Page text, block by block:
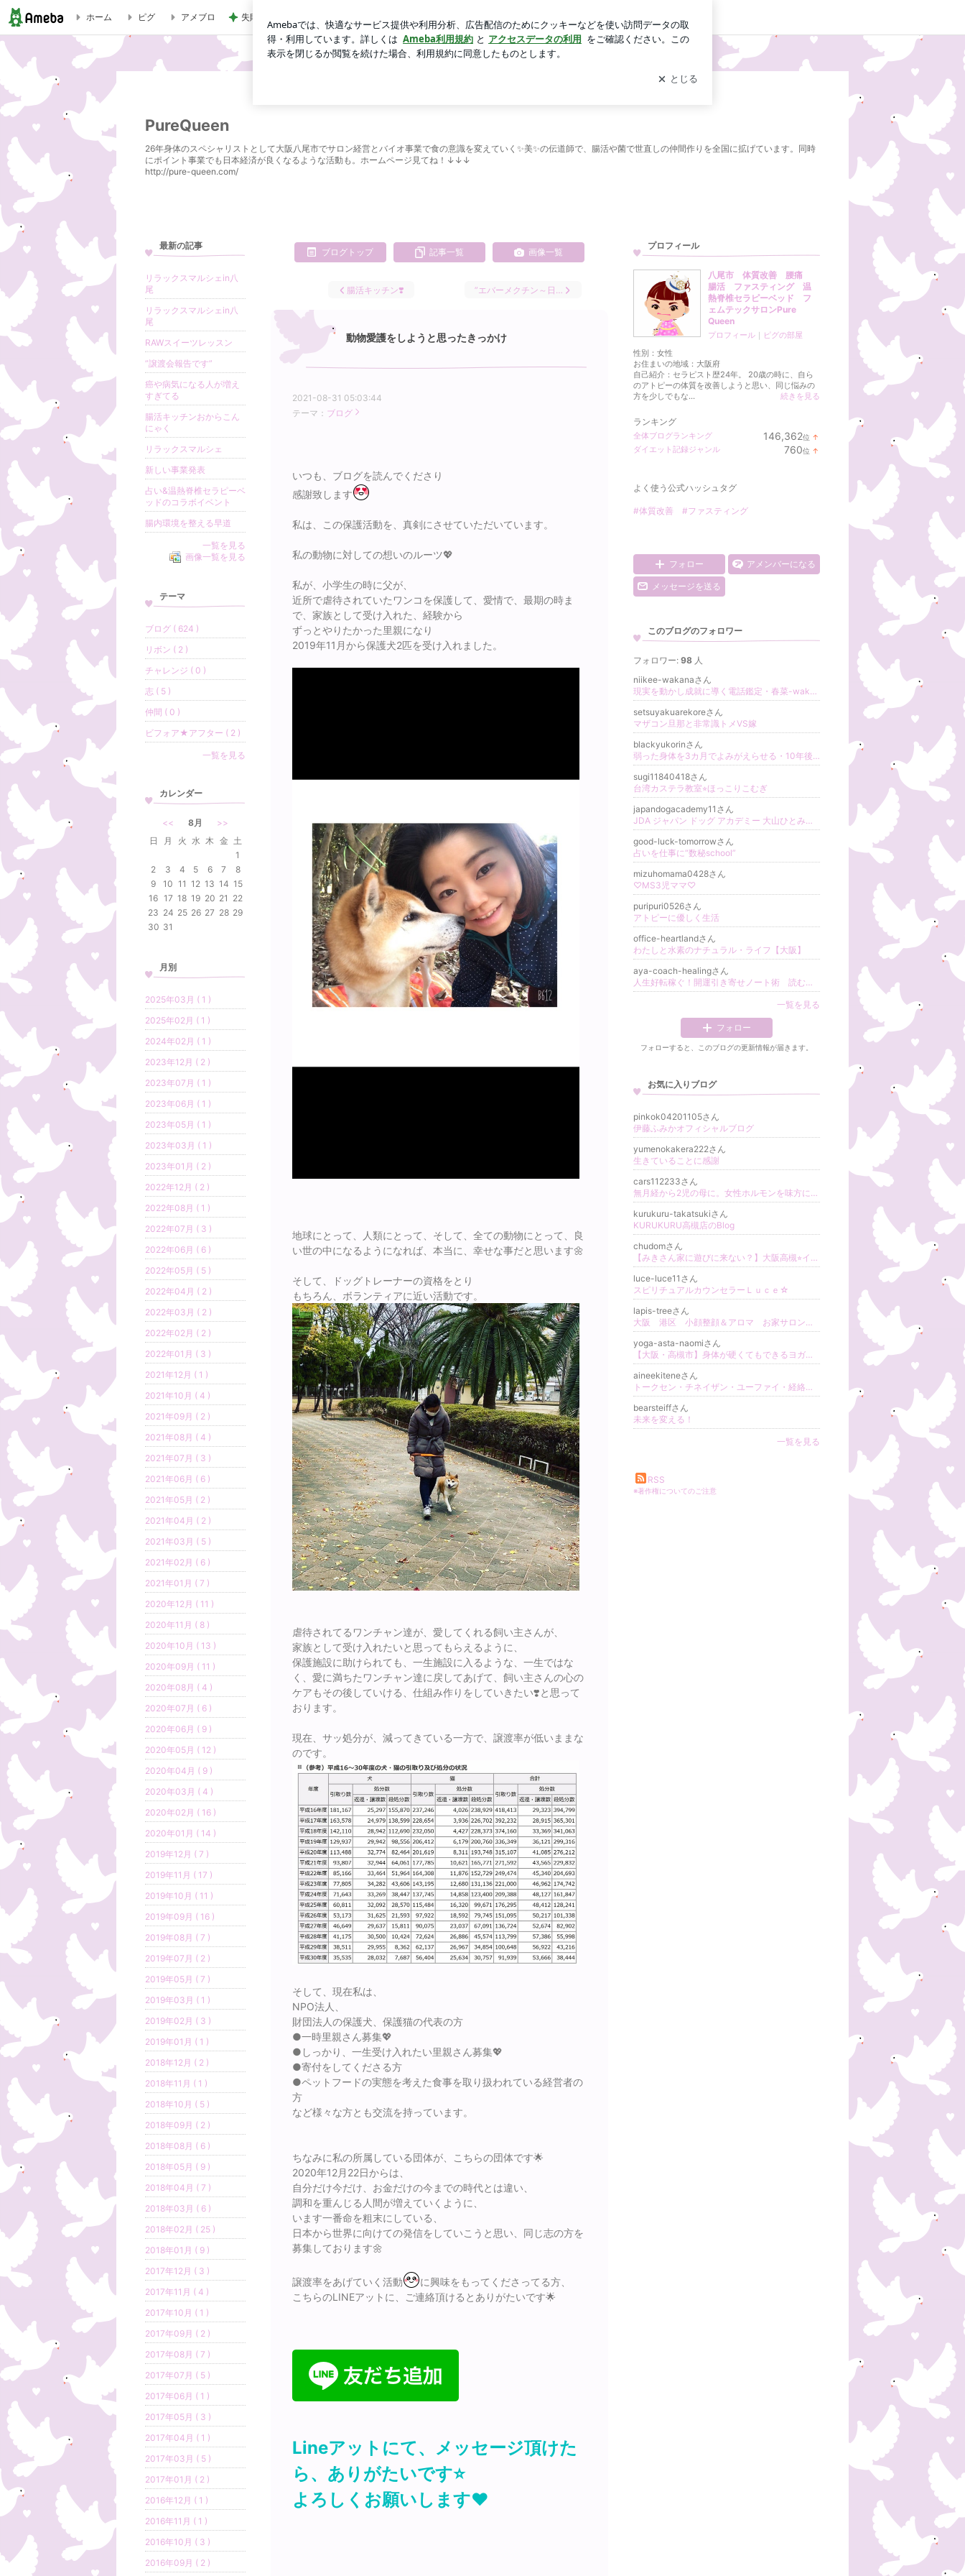
動物愛護をしようと思ったきっかけ | PureQueen
ホーム ピグ アメブロ 失敗したのに娘がおかわりした料理 ログイン
PureQueen
26年身体のスペシャリストとして大阪八尾市でサロン経営とバイオ事業で食の意識を変えていく✨美✨の伝道師で、腸活や菌で世直しの仲間作りを全国に拡げています。同時
にポイント事業でも日本経済が良くなるような活動も。ホームページ見てね！↓↓↓
http://pure-queen.com/
ブログトップ 記事一覧 画像一覧
腸活キッチン❣️ ”エバーメクチン～日…
動物愛護をしようと思ったきっかけ
2021-08-31 05:03:44
テーマ： ブログ
いつも、ブログを読んでくださり
感謝致します
私は、この保護活動を、真剣にさせていただいています。
私の動物に対しての想いのルーツ💖
私が、小学生の時に父が、
近所で虐待されていたワンコを保護して、愛情で、最期の時ま
で、家族として受け入れた、経験から
ずっとやりたかった里親になり
2019年11月から保護犬2匹を受け入れました。
地球にとって、人類にとって、そして、全ての動物にとって、良
い世の中になるようになれば、本当に、幸せな事だと思います🌼
そして、ドッグトレーナーの資格をとり
もちろん、ボランティアに近い活動です。
虐待されてるワンチャン達が、愛してくれる飼い主さんが、
家族として受け入れたいと思ってもらえるように、
保護施設に助けられても、一生施設に入るような、一生ではな
く、愛に満ちたワンチャン達に戻してあげて、飼い主さんの心の
ケアもその後していける、仕組み作りをしていきたい❣️と思って
おります。
現在、サッ処分が、減ってきている一方で、譲渡率が低いままな
のです。
そして、現在私は、
NPO法人、
財団法人の保護犬、保護猫の代表の方
●一時里親さん募集💖
●しっかり、一生受け入れたい里親さん募集💖
●寄付をしてくださる方
●ペットフードの実態を考えた食事を取り扱われている経営者の
方
など様々な方とも交流を持っています。
ちなみに私の所属している団体が、こちらの団体です🌟
2020年12月22日からは、
自分だけ今だけ、お金だけの今までの時代とは違い、
調和を重んじる人間が増えていくように、
います一番命を粗末にしている、
日本から世界に向けての発信をしていこうと思い、同じ志の方を
募集しております🌼
譲渡率をあげていく活動
に興味をもってくださってる方、
こちらのLINEアットに、ご連絡頂けるとありがたいです🌟
Lineアットにて、メッセージ頂けた
ら、ありがたいです⭐️
よろしくお願いします❤️
プロフィール
八尾市 体質改善 腰痛
腸活 ファスティング 温
熱脊椎セラピーベッド フ
ェムテックサロンPure
Queen
プロフィール ｜ ピグの部屋
性別： 女性
お住まいの地域： 大阪府
自己紹介：セラピスト歴24年。 20歳の時に、自ら
のアトピーの体質を改善しようと思い、同じ悩みの
方を少しでもな...
続きを見る
ランキング
全体ブログランキング 146,362位 ↑
ダイエット記録ジャンル 760位 ↑
よく使う公式ハッシュタグ
#体質改善 #ファスティング
フォロー アメンバーになる
メッセージを送る
このブログのフォロワー
フォロワー: 98 人
niikee-wakanaさん
現実を動かし成就に導く電話鑑定・春菜-wakana-
setsuyakuarekoreさん
マザコン旦那と非常識トメVS嫁
blackyukorinさん
弱った身体を3カ月でよみがえらせる・10年後に後悔しない身体作り！筋トレヨガエクササイズ 村尾侑子
sugi11840418さん
台湾カステラ教室⭐︎ほっこりこむぎ
japandogacademy11さん
JDA ジャパン ドッグ アカデミー 大山ひとみのブログ
good-luck-tomorrowさん
占いを仕事に“数秘school”
mizuhomama0428さん
♡MS3児ママ♡
puripuri0526さん
アトピーに優しく生活
office-heartlandさん
わたしと水素のナチュラル・ライフ【大阪】
aya-coach-healingさん
人生好転稼ぐ！開運引き寄せノート術 読むだけで豊かな未来が面白いくらい引き寄せが起こせるブログ☆開運アロマ調香師☆
一覧を見る
フォロー
フォローすると、このブログの更新情報が届きます。
お気に入りブログ
pinkok04201105さん
伊藤ふみかオフィシャルブログ
yumenokakera222さん
生きていることに感謝
cars112233さん
無月経から2児の母に。女性ホルモンを味方にして願いを叶えよう。
kurukuru-takatsukiさん
KURUKURU高槻店のBlog
chudomさん
【みきさん家に遊びに来ない？】大阪高槻⭐︎インナーチャイルドカード・アロマ・サンキャッチャー
luce-luce11さん
スピリチュアルカウンセラーＬｕｃｅ☆
lapis-treeさん
大阪 港区 小顔整顔＆アロマ お家サロン Lapis tree (ラピス・トゥリー)
yoga-asta-naomiさん
【大阪・高槻市】身体が硬くてもできるヨガ教室 ナオミヨガ
aineekiteneさん
トークセン・チネイザン・ユーファイ・経絡リンパ・ ﾎﾘｽﾃｨｯｸｹｱﾙｰﾑ Ainee(アイニー) 【大阪・心斎橋】
bearsteiffさん
未来を変える！
一覧を見る
RSS
※著作権についてのご注意
最新の記事
リラックスマルシェin八
尾
リラックスマルシェin八
尾
RAWスイーツレッスン
”譲渡会報告です”
癌や病気になる人が増え
すぎてる
腸活キッチンおからこん
にゃく
リラックスマルシェ
新しい事業発表
占い&温熱脊椎セラピーベ
ッドのコラボイベント
腸内環境を整える早道
一覧を見る
画像一覧を見る
テーマ
ブログ ( 624 )
リボン ( 2 )
チャレンジ ( 0 )
志 ( 5 )
仲間 ( 0 )
ビフォア★アフター ( 2 )
一覧を見る
カレンダー
<< 8月
>>
日
月 火 水 木 金 土
1
2
3 4 5 6 7
8
9
10 11 12 13 14 15
16 17 18 19 20 21 22
23 24 25 26 27 28 29
30 31
月別
2025年03月 ( 1 )
2025年02月 ( 1 )
2024年02月 ( 1 )
2023年12月 ( 2 )
2023年07月 ( 1 )
2023年06月 ( 1 )
2023年05月 ( 1 )
2023年03月 ( 1 )
2023年01月 ( 2 )
2022年12月 ( 2 )
2022年08月 ( 1 )
2022年07月 ( 3 )
2022年06月 ( 6 )
2022年05月 ( 5 )
2022年04月 ( 2 )
2022年03月 ( 2 )
2022年02月 ( 2 )
2022年01月 ( 3 )
2021年12月 ( 1 )
2021年10月 ( 4 )
2021年09月 ( 2 )
2021年08月 ( 4 )
2021年07月 ( 3 )
2021年06月 ( 6 )
2021年05月 ( 2 )
2021年04月 ( 2 )
2021年03月 ( 5 )
2021年02月 ( 6 )
2021年01月 ( 7 )
2020年12月 ( 11 )
2020年11月 ( 8 )
2020年10月 ( 13 )
2020年09月 ( 11 )
2020年08月 ( 4 )
2020年07月 ( 6 )
2020年06月 ( 9 )
2020年05月 ( 12 )
2020年04月 ( 9 )
2020年03月 ( 4 )
2020年02月 ( 16 )
2020年01月 ( 14 )
2019年12月 ( 7 )
2019年11月 ( 17 )
2019年10月 ( 11 )
2019年09月 ( 16 )
2019年08月 ( 7 )
2019年07月 ( 2 )
2019年05月 ( 7 )
2019年03月 ( 1 )
2019年02月 ( 3 )
2019年01月 ( 1 )
2018年12月 ( 2 )
2018年11月 ( 1 )
2018年10月 ( 5 )
2018年09月 ( 2 )
2018年08月 ( 6 )
2018年05月 ( 9 )
2018年04月 ( 7 )
2018年03月 ( 6 )
2018年02月 ( 25 )
2018年01月 ( 9 )
2017年12月 ( 3 )
2017年11月 ( 4 )
2017年10月 ( 1 )
2017年09月 ( 2 )
2017年08月 ( 7 )
2017年07月 ( 5 )
2017年06月 ( 1 )
2017年05月 ( 3 )
2017年04月 ( 1 )
2017年03月 ( 5 )
2017年01月 ( 2 )
2016年12月 ( 1 )
2016年11月 ( 1 )
2016年10月 ( 3 )
2016年09月 ( 2 )